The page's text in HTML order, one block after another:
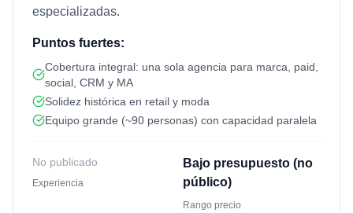
especializadas.
Puntos fuertes:
Cobertura integral: una sola agencia para marca, paid,
social, CRM y MA
Solidez histórica en retail y moda
Equipo grande (~90 personas) con capacidad paralela
No publicado
Experiencia
Bajo presupuesto (no
público)
Rango precio